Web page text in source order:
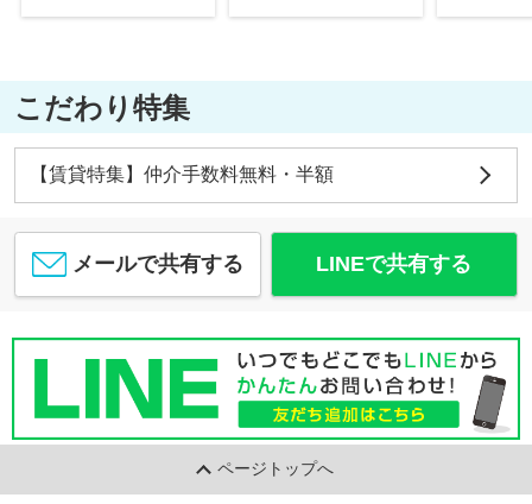
こだわり特集
【賃貸特集】仲介手数料無料・半額
メールで共有する LINEで共有する
ページトップへ